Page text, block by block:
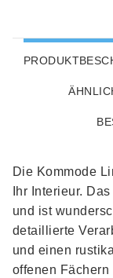
Die Kommode
Ihr Interieur.
und ist
detaillierte
und einen
offenen